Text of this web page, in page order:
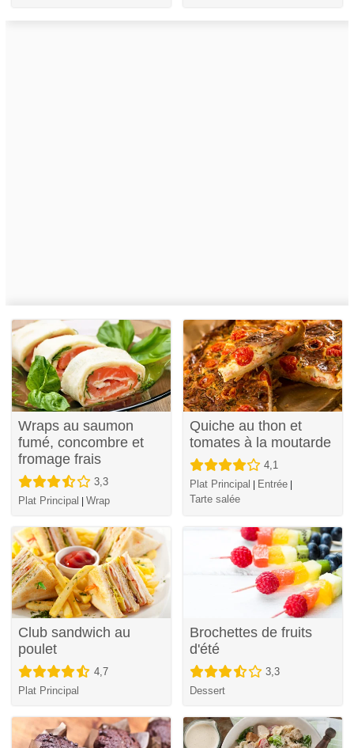
Wraps au saumon
fumé, concombre et
fromage frais
3,3
Plat Principal | Wrap
Quiche au thon et
tomates à la moutarde
4,1
Plat Principal | Entrée |
Tarte salée
Club sandwich au
poulet
4,7
Plat Principal
Brochettes de fruits
d'été
3,3
Dessert